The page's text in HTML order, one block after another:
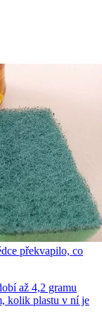
překvapilo, co
až 4,2 gramu
kolik plastu v ní je